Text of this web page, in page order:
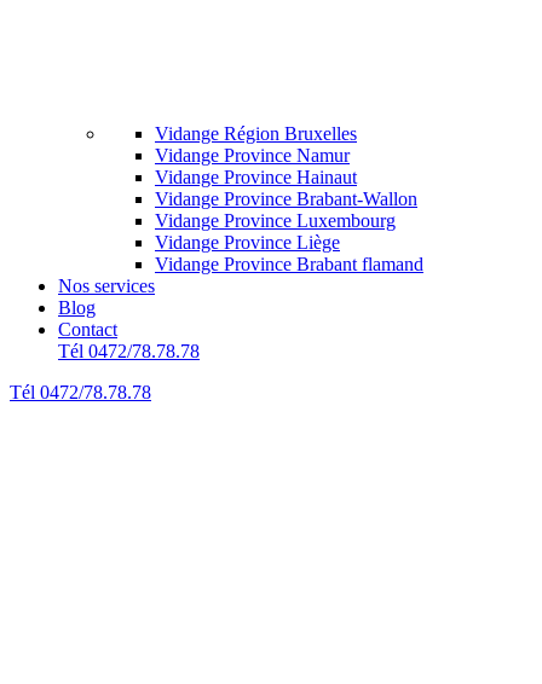
Vidange Région Bruxelles
Vidange Province Namur
Vidange Province Hainaut
Vidange Province Brabant-Wallon
Vidange Province Luxembourg
Vidange Province Liège
Vidange Province Brabant flamand
Nos services
Blog
Contact
Tél 0472/78.78.78
Tél 0472/78.78.78